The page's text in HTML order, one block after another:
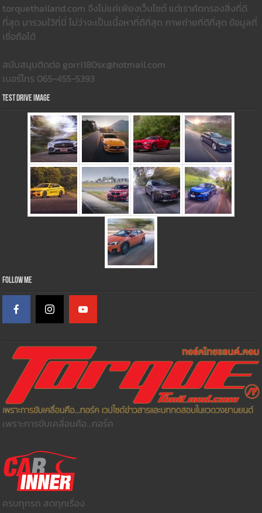
torquethailand.com จึงไม่แค่เพียงเว็บไซต์ แต่เราคัดกรองสิ่งที่ดี
ที่สุด มารวมใว้ที่นี่ ไม่ว่าจะเป็นเนื้อหาที่ดีที่สุด ภาพถ่ายที่ดีที่สุด ข้อมูลที่
เชื่อถือได้
สนับสนุนติดต่อ gorri180sx@hotmail.com
เบอร์โทร 065-455-5393
Test Drive Image
Follow Me
เพราะการขับเคลื่อนคือ...ทอร์ค
ครบทุกรถ สดทุกเรื่อง